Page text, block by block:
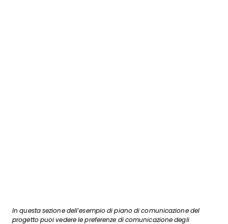
In questa sezione dell’esempio di piano di comunicazione del
progetto puoi vedere le preferenze di comunicazione degli